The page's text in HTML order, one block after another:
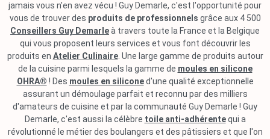
jamais vous n'en avez vécu ! Guy Demarle, c'est l'opportunité pour
vous de trouver des produits de professionnels grâce aux 4 500
Conseillers Guy Demarleà travers toute la France et la Belgique
qui vous proposent leurs services et vous font découvrir les
produits en Atelier Culinaire. Une large gamme de produits autour
de la cuisine parmi lesquels la gamme de moules en silicone
OHRA® ! Des moules en siliconed'une qualité exceptionnelle
assurant un démoulage parfait et reconnu par des milliers
d'amateurs de cuisine et par la communauté Guy Demarle ! Guy
Demarle, c'est aussi la célèbre toile anti-adhérentequi a
révolutionné le métier des boulangers et des pâtissiers et que l'on